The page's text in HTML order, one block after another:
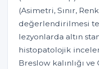
(Asimetri, Sınır,
değerlendirilmesi
lezyonlarda altın
histopatolojik
Breslow kalınlığı